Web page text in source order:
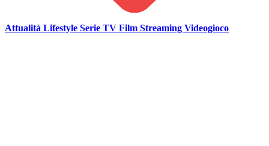
Attualità Lifestyle Serie TV Film Streaming Videogioco